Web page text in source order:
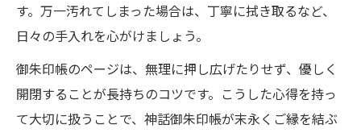
す。万一汚れてしまった場合は、丁寧に拭き取るなど、
日々の手入れを心がけましょう。
御朱印帳のページは、無理に押し広げたりせず、優しく
開閉することが長持ちのコツです。こうした心得を持っ
て大切に扱うことで、神話御朱印帳が末永くご縁を結ぶ